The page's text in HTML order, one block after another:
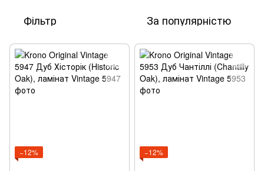
Фільтр За популярністю
−12% −12%